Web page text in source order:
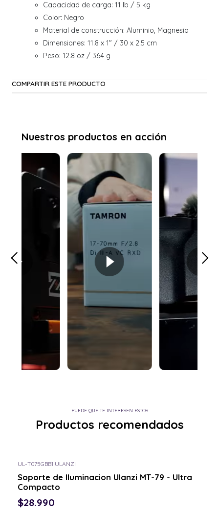
Capacidad de carga: 11 lb / 5 kg
Color: Negro
Material de construcción: Aluminio, Magnesio
Dimensiones: 11.8 x 1" / 30 x 2.5 cm
Peso: 12.8 oz / 364 g
COMPARTIR ESTE PRODUCTO
PUEDE QUE TE INTERESEN ESTOS
Productos recomendados
UL-T075GBB1|ULANZI
Soporte de Iluminacion Ulanzi MT-79 - Ultra
Compacto
$28.990